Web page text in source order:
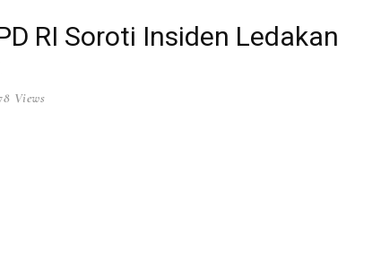
RI Soroti Insiden Ledakan
Views